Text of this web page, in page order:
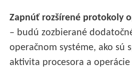
Zapnúť rozšírené protokoly
– budú zozbierané
operačnom systéme, ako sú
aktivita procesora a